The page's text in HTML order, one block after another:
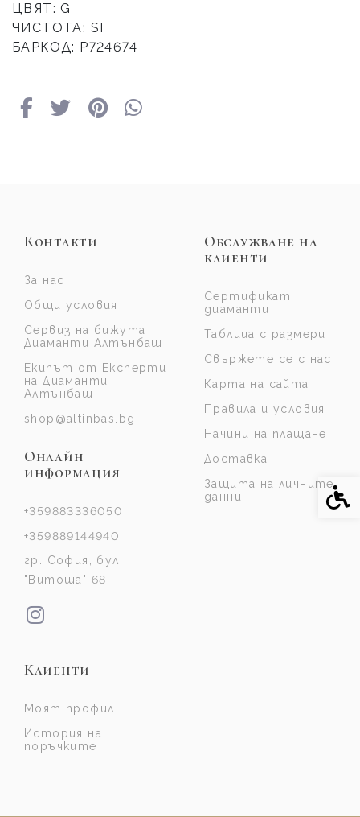
ЦВЯТ: G
ЧИСТОТА: SI
БАРКОД: P724674
Контакти
За нас
Общи условия
Сервиз на бижута
Диаманти Алтънбаш
Екипът от Експерти
на Диаманти
Алтънбаш
shop@altinbas.bg
Онлайн
информация
+359883336050
+359889144940
гр. София, бул.
"Витоша" 68
Обслужване на
клиенти
Сертификат
диаманти
Таблица с размери
Свържете се с нас
Карта на сайта
Правила и условия
Начини на плащане
Доставка
Защита на личните
данни
Клиенти
Моят профил
История на
поръчките